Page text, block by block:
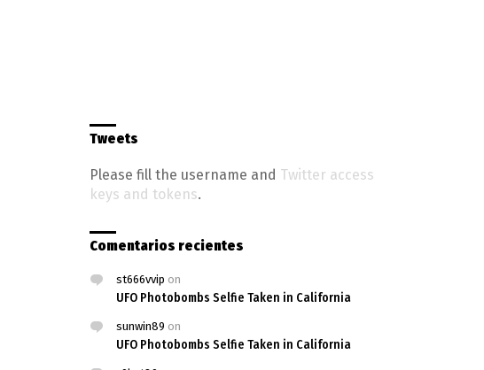
Tweets
Please fill the username and Twitter access
keys and tokens.
Comentarios recientes
st666vvip on
UFO Photobombs Selfie Taken in California
sunwin89 on
UFO Photobombs Selfie Taken in California